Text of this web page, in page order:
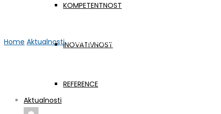
KOMPETENTNOST
INOVATIVNOST
REFERENCE
Home Aktualnosti Trening u Mađarskoj
Aktualnosti